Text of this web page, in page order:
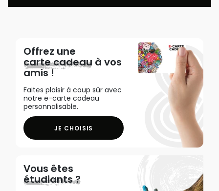
Offrez une
carte cadeau à vos
amis !
Faites plaisir à coup sûr avec
notre e-carte cadeau
personnalisable.
JE CHOISIS
Vous êtes
étudiants ?